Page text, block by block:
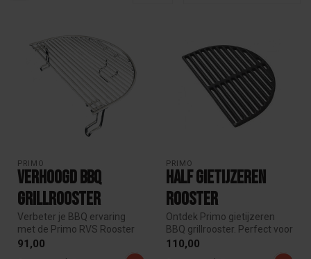
PRIMO
Verhoogd BBQ
Grillrooster
Verbeter je BBQ ervaring
met de Primo RVS Rooster
verhoger! Creëer extra
91,00
PRIMO
Half Gietijzeren
rooster
Ontdek Primo gietijzeren
BBQ grillrooster. Perfect voor
elke Primo BBQ. Het bbq ...
110,00